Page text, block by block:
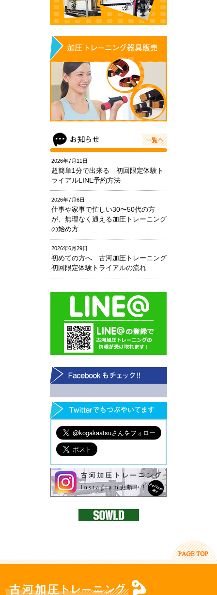
2026年7月11日
超簡単1分で出来る 初回限定体験ト
ライアルLINE予約方法
2026年7月6日
仕事や家事で忙しい30〜50代の方
が、無理なく通える加圧トレーニング
の始め方
2026年6月29日
初めての方へ 古河加圧トレーニング
初回限定体験トライアルの流れ